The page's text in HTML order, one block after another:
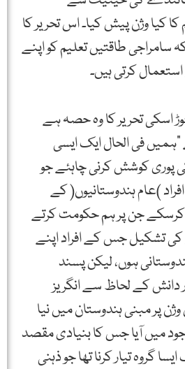
کا کیا وژن پیش کیا۔ اس تحریر کا
سامراجی طاقتیں تعلیم کو اپنے
کرتی ہیں۔
اسکی تحریر کا وہ حصہ ہے
فی الحال ایک ایسی
کوشش کرنی چاہئے جو
)عام ہندوستانیوں( کے
کرسکے جن پر ہم حکومت کرتے
تشکیل جس کے افراد اپنے
ہوں، لیکن پسند
دانش کے لحاظ سے انگریز
پر مبنی ہندوستان میں نیا
میں آیا جس کا بنیادی مقصد
گروہ تیار کرنا تھا جو ذہنی